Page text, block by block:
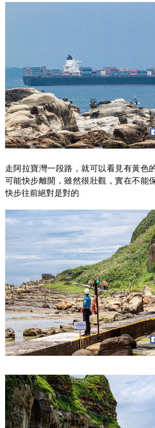
走阿拉寶灣一段路，就可以看見有黃色
可能快步離開，雖然很壯觀，實在不能
快步往前絕對是對的